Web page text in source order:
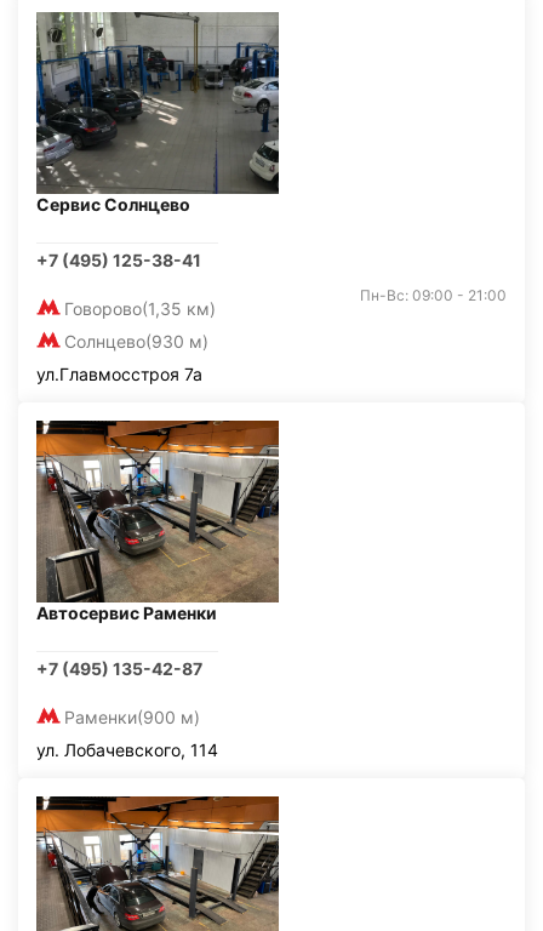
Сервис Солнцево
+7 (495) 125-38-41
Говорово(1,35 км)
Солнцево(930 м)
Пн-Вс: 09:00 - 21:00
ул.Главмосстроя 7а
Автосервис Раменки
+7 (495) 135-42-87
Раменки(900 м)
ул. Лобачевского, 114